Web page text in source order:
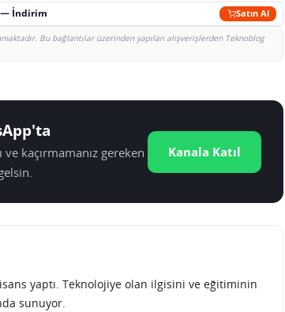
— İndirim Satın Al
Bu bağlantılar üzerinden yapılan alışverişlerden Teknoblog
kaçırmamanız gereken
Kanala Katıl
yaptı. Teknolojiye olan ilgisini ve eğitiminin
sunuyor.